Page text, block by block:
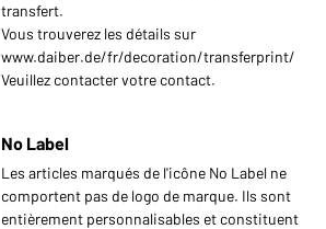
transfert.
Vous trouverez les détails sur
www.daiber.de/fr/decoration/transferprint/
Veuillez contacter votre contact.
No Label
Les articles marqués de l'icône No Label ne
comportent pas de logo de marque. Ils sont
entièrement personnalisables et constituent